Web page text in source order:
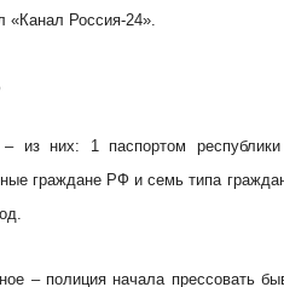
«Канал Россия-24».
из них: 1 паспортом
граждане РФ и семь типа
– полиция начала прессовать